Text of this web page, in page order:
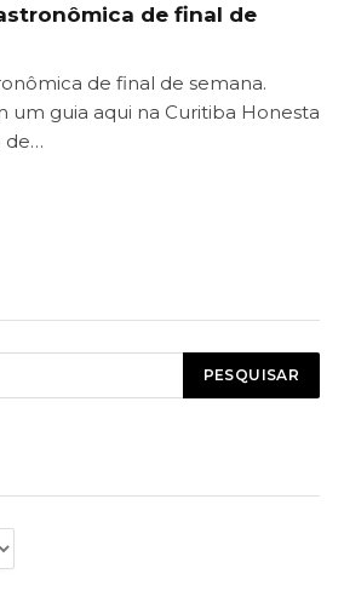
de final de
de final de semana.
um guia aqui na Curitiba Honesta
de…